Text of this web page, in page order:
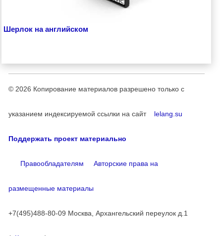
Шерлок на английском
© 2026 Копирование материалов разрешено только с
указанием индексируемой ссылки на сайт lelang.su
Поддержать проект материально
Правообладателям Авторские права на
размещенные материалы
+7(495)488-80-09 Москва, Архангельский переулок д.1